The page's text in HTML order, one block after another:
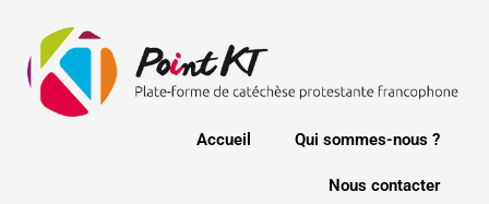
Accueil Qui sommes-nous ?
Nous contacter